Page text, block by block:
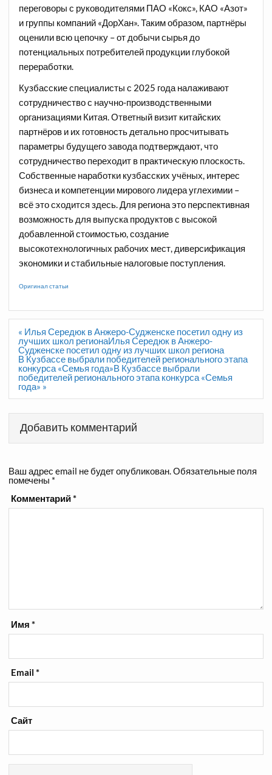
переговоры с руководителями ПАО «Кокс», КАО «Азот»
и группы компаний «ДорХан». Таким образом, партнёры
оценили всю цепочку – от добычи сырья до
потенциальных потребителей продукции глубокой
переработки.
Кузбасские специалисты с 2025 года налаживают
сотрудничество с научно-производственными
организациями Китая. Ответный визит китайских
партнёров и их готовность детально просчитывать
параметры будущего завода подтверждают, что
сотрудничество переходит в практическую плоскость.
Собственные наработки кузбасских учёных, интерес
бизнеса и компетенции мирового лидера углехимии –
всё это сходится здесь. Для региона это перспективная
возможность для выпуска продуктов с высокой
добавленной стоимостью, создание
высокотехнологичных рабочих мест, диверсификация
экономики и стабильные налоговые поступления.
Оригинал статьи
Навигация
по
записям
« Илья Середюк в Анжеро-Судженске посетил одну из
лучших школ регионаИлья Середюк в Анжеро-
Судженске посетил одну из лучших школ региона
В Кузбассе выбрали победителей регионального этапа
конкурса «Семья года»В Кузбассе выбрали
победителей регионального этапа конкурса «Семья
года» »
Добавить комментарий
Ваш адрес email не будет опубликован.Обязательные поля
помечены *
Комментарий*
Имя*
Email*
Сайт